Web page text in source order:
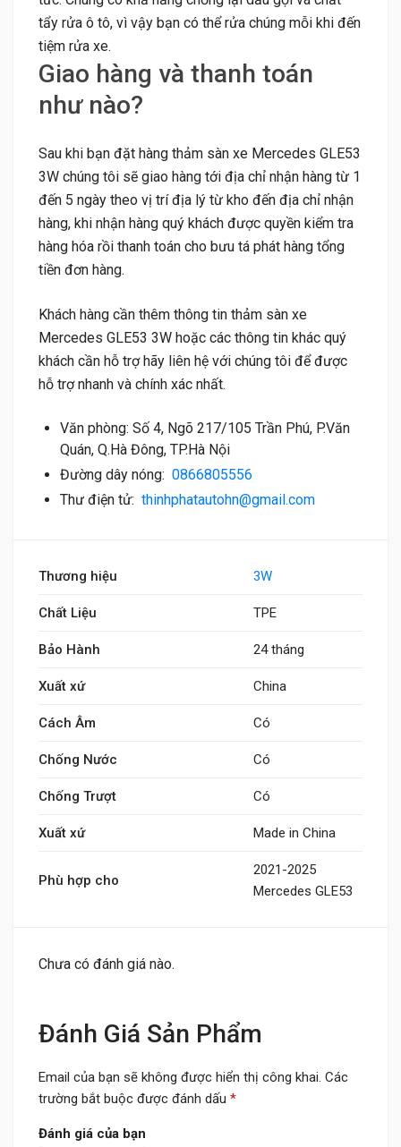
tẩy rửa ô tô, vì vậy bạn có thể rửa chúng mỗi khi đến
tiệm rửa xe.
Giao hàng và thanh toán
như nào?
Sau khi bạn đặt hàng thảm sàn xe Mercedes GLE53
3W chúng tôi sẽ giao hàng tới địa chỉ nhận hàng từ 1
đến 5 ngày theo vị trí địa lý từ kho đến địa chỉ nhận
hàng, khi nhận hàng quý khách được quyền kiểm tra
hàng hóa rồi thanh toán cho bưu tá phát hàng tổng
tiền đơn hàng.
Khách hàng cần thêm thông tin thảm sàn xe
Mercedes GLE53 3W hoặc các thông tin khác quý
khách cần hỗ trợ hãy liên hệ với chúng tôi để được
hỗ trợ nhanh và chính xác nhất.
Văn phòng: Số 4, Ngõ 217/105 Trần Phú, P.Văn
Quán, Q.Hà Đông, TP.Hà Nội
Đường dây nóng: 0866805556
Thư điện tử: thinhphatautohn@gmail.com
Thương hiệu 3W
Chất Liệu TPE
Bảo Hành 24 tháng
Xuất xứ China
Cách Âm Có
Chống Nước Có
Chống Trượt Có
Xuất xứ Made in China
Phù hợp cho
2021-2025
Mercedes GLE53
Chưa có đánh giá nào.
Đánh Giá Sản Phẩm
Email của bạn sẽ không được hiển thị công khai. Các
trường bắt buộc được đánh dấu *
Đánh giá của bạn